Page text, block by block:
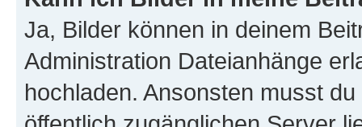
Ja, Bilder können in deinem
Administration Dateianhänge
hochladen. Ansonsten musst